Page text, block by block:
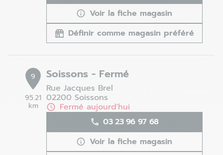
Voir la fiche magasin
Définir comme magasin préféré
9
95.21
km
Soissons - Fermé
Rue Jacques Brel
02200 Soissons
Fermé aujourd'hui
03 23 96 97 68
Voir la fiche magasin